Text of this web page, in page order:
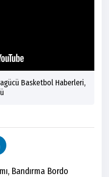
Basketbol Haberleri,
Bandırma Bordo